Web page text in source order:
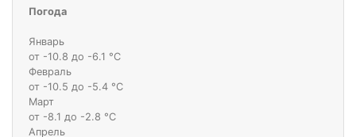
Погода
Январь
от -10.8 до -6.1 °С
Февраль
от -10.5 до -5.4 °С
Март
от -8.1 до -2.8 °С
Апрель